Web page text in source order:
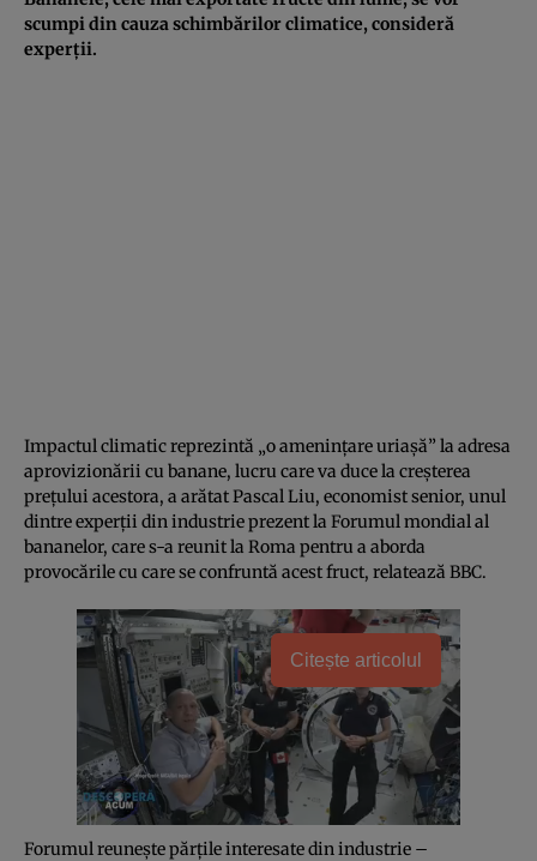
scumpi din cauza schimbărilor climatice, consideră
experții.
Impactul climatic reprezintă „o amenințare uriașă” la adresa
aprovizionării cu banane, lucru care va duce la creșterea
prețului acestora, a arătat Pascal Liu, economist senior, unul
dintre experții din industrie prezent la Forumul mondial al
bananelor, care s-a reunit la Roma pentru a aborda
provocările cu care se confruntă acest fruct, relatează BBC.
Citește articolul
Forumul reunește părțile interesate din industrie –